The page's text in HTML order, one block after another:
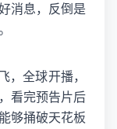
消息，反倒是
，全球开播，
看完预告片后
够捅破天花板